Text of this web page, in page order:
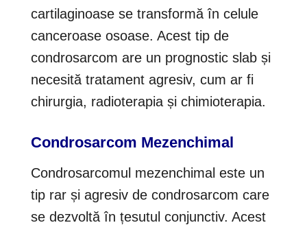
cartilaginoase se transformă în celule
canceroase osoase. Acest tip de
condrosarcom are un prognostic slab și
necesită tratament agresiv, cum ar fi
chirurgia, radioterapia și chimioterapia.
Condrosarcom Mezenchimal
Condrosarcomul mezenchimal este un
tip rar și agresiv de condrosarcom care
se dezvoltă în țesutul conjunctiv. Acest